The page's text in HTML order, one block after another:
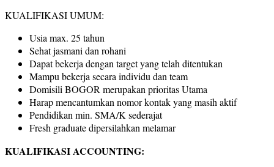
KUALIFIKASI UMUM:
Usia max. 25 tahun
Sehat jasmani dan rohani
Dapat bekerja dengan target yang telah ditentukan
Mampu bekerja secara individu dan team
Domisili BOGOR merupakan prioritas Utama
Harap mencantumkan nomor kontak yang masih aktif
Pendidikan min. SMA/K sederajat
Fresh graduate dipersilahkan melamar
KUALIFIKASI ACCOUNTING: